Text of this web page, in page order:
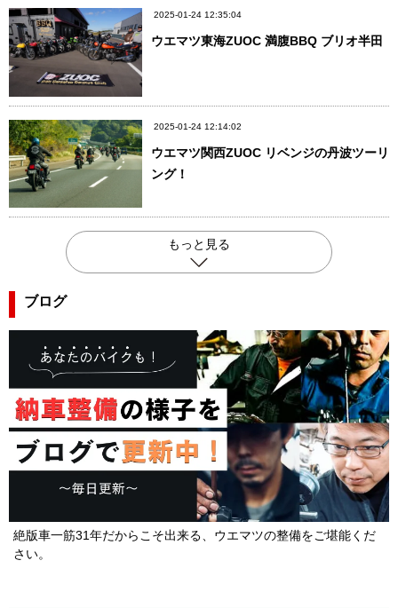
2025-01-24 12:35:04
ウエマツ東海ZUOC 満腹BBQ ブリオ半田
2025-01-24 12:14:02
ウエマツ関西ZUOC リベンジの丹波ツーリ
ング！
もっと見る
ブログ
絶版車一筋31年だからこそ出来る、ウエマツの整備をご堪能くだ
さい。